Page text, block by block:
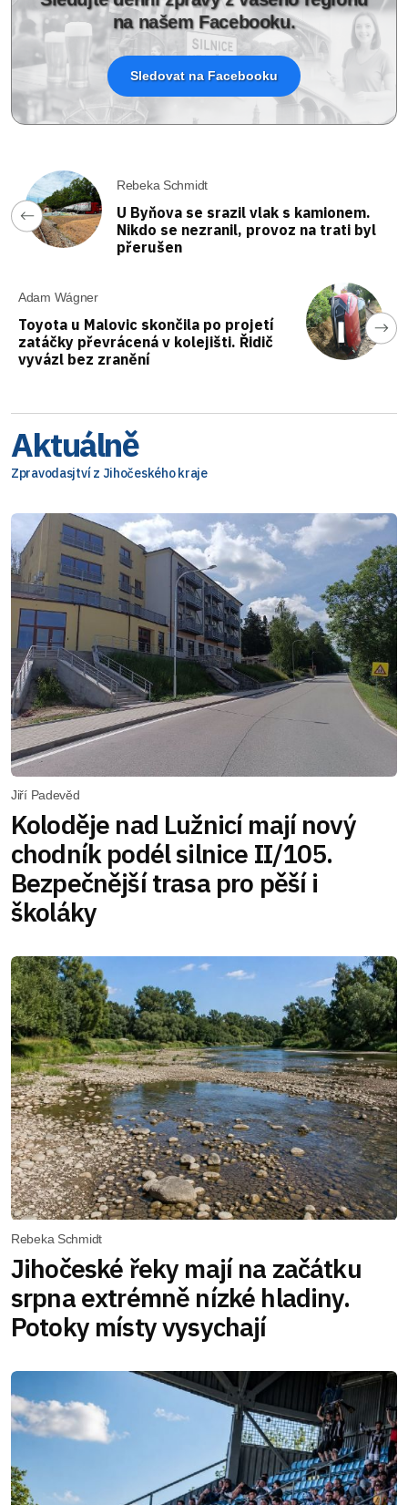
na našem Facebooku.
Sledovat na Facebooku
Rebeka Schmidt
U Byňova se srazil vlak s kamionem.
Nikdo se nezranil, provoz na trati byl
přerušen
Adam Wágner
Toyota u Malovic skončila po projetí
zatáčky převrácená v kolejišti. Řidič
vyvázl bez zranění
Aktuálně
Zpravodasjtví z Jihočeského kraje
Jiří Padevěd
Koloděje nad Lužnicí mají nový
chodník podél silnice II/105.
Bezpečnější trasa pro pěší i
školáky
Rebeka Schmidt
Jihočeské řeky mají na začátku
srpna extrémně nízké hladiny.
Potoky místy vysychají